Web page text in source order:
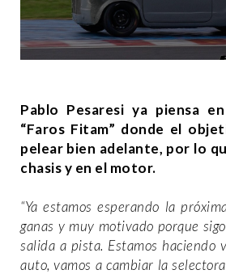
Pablo Pesaresi ya piensa
“Faros Fitam” donde el
pelear bien adelante, por lo
chasis y en el motor.
“Ya estamos esperando la
ganas y muy motivado porque
salida a pista. Estamos haciendo
auto, vamos a cambiar la